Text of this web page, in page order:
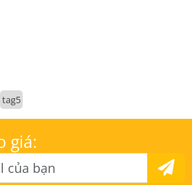
tag5
giá: